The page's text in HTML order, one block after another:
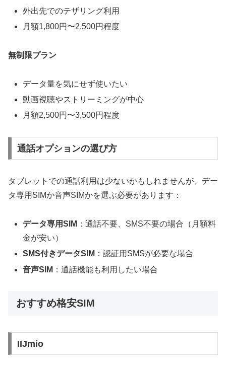
外出先でのテザリング利用
月額1,800円〜2,500円程度
無制限プラン
データ量を気にせず使いたい
動画視聴やストリーミングが中心
月額2,500円〜3,500円程度
通話オプションの選び方
タブレットでの通話利用は少ないかもしれませんが、デー
タ専用SIMか音声SIMかを選ぶ必要があります：
データ専用SIM ：通話不要、SMS不要の場合（月額料
金が安い）
SMS付きデータSIM ：認証用SMSが必要な場合
音声SIM ：通話機能も利用したい場合
おすすめ格安SIM
IIJmio